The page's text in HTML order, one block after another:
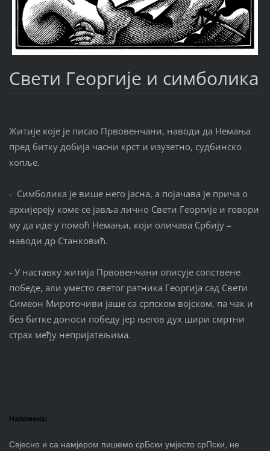
Свети Георгије и симболика
Житије које је писао Првовенчани, наводи да Немања
пред битку добија часни крст и изузетно, судбинско
копље.
- Симболика је више него јасна, а појачава је прича о
архијереју коме се јавља лично Свети Георгије и говори
му да иде у помоћ Немањи, који оличава Србију –
наводи др Станковић.
- У наставку житија Првовенчани описује сопствене
победе, али уместо светог ратника Георгија сад Свети
Симеон Мироточиви јаше са српском војском, па чак и
без битке доноси победу јер његов дух шири смртни
страх међу непријатељима.
Напомена:
Свјесно и са намјером пишемо срБски умјесто срПски, не